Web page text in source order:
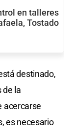
en talleres
Tostado
destinado,
de la
acercarse
es necesario